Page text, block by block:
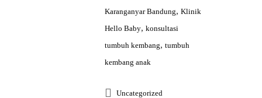
Karanganyar Bandung, Klinik
Hello Baby, konsultasi
tumbuh kembang, tumbuh
kembang anak
Uncategorized